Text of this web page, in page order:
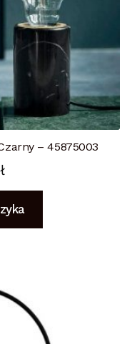
– 45875003